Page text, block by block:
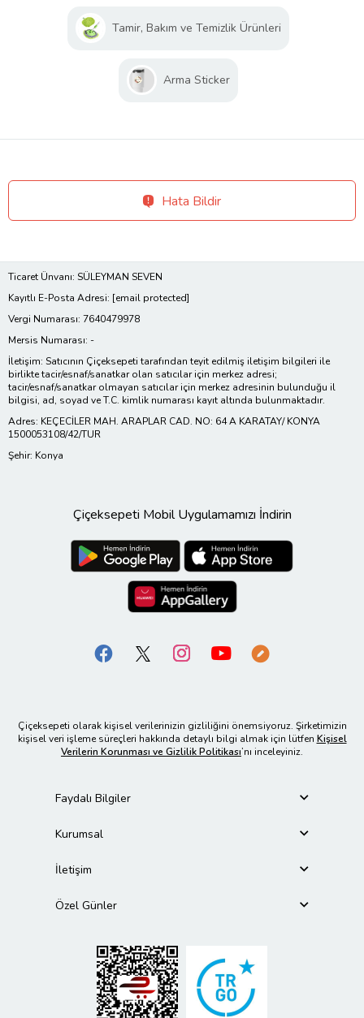
Tamir, Bakım ve Temizlik Ürünleri
Arma Sticker
Hata Bildir
Ticaret Ünvanı: SÜLEYMAN SEVEN
Kayıtlı E-Posta Adresi: [email protected]
Vergi Numarası: 7640479978
Mersis Numarası: -
İletişim: Satıcının Çiçeksepeti tarafından teyit edilmiş iletişim bilgileri ile
birlikte tacir/esnaf/sanatkar olan satıcılar için merkez adresi;
tacir/esnaf/sanatkar olmayan satıcılar için merkez adresinin bulunduğu il
bilgisi, ad, soyad ve T.C. kimlik numarası kayıt altında bulunmaktadır.
Adres: KEÇECİLER MAH. ARAPLAR CAD. NO: 64 A KARATAY/ KONYA
1500053108/42/TUR
Şehir: Konya
Çiçeksepeti Mobil Uygulamamızı İndirin
Çiçeksepeti olarak kişisel verilerinizin gizliliğini önemsiyoruz. Şirketimizin
kişisel veri işleme süreçleri hakkında detaylı bilgi almak için lütfen Kişisel
Verilerin Korunması ve Gizlilik Politikası’nı inceleyiniz.
Faydalı Bilgiler
Kurumsal
İletişim
Özel Günler